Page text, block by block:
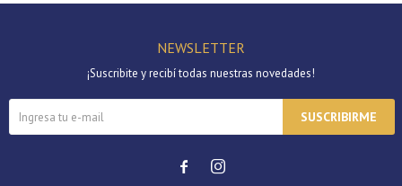
NEWSLETTER
¡Suscribite y recibí todas nuestras novedades!
SUSCRIBIRME
 